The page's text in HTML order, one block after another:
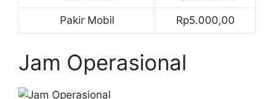
Pakir Mobil Rp5.000,00
Jam Operasional